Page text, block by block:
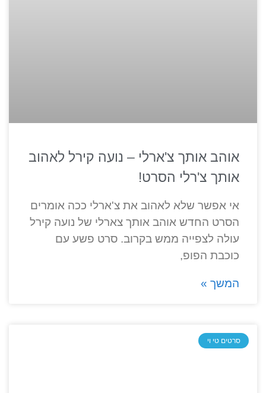
אוהב אותך צ'ארלי – נועה קירל לאהוב
אותך צ'רלי הסרט!
אי אפשר שלא לאהוב את צ'ארלי ככה אומרים
הסרט החדש אוהב אותך צארלי של נועה קירל
עולה לצפייה ממש בקרוב. סרט פשע עם
כוכבת הפופ,
המשך »
סרטים טי וי